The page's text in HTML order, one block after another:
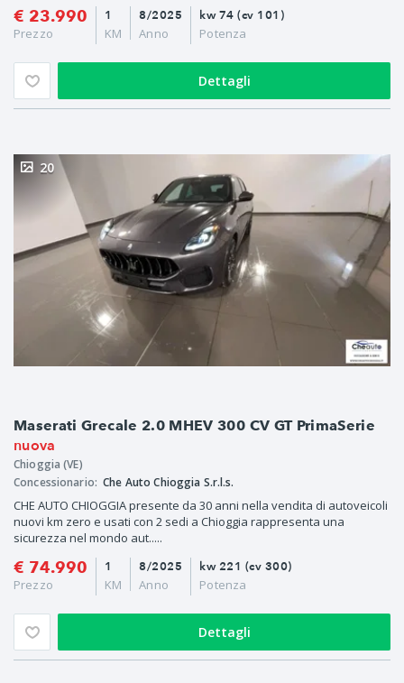
€ 23.990
Prezzo
8/2025
Anno
1
KM
kw 74 (cv 101)
Potenza
Dettagli
Maserati Grecale 2.0 MHEV 300 CV GT PrimaSerie
nuova
20
Chioggia (VE)
Concessionario: Che Auto Chioggia S.r.l.s.
CHE AUTO CHIOGGIA presente da 30 anni nella vendita di autoveicoli
nuovi km zero e usati con 2 sedi a Chioggia rappresenta una
sicurezza nel mondo aut.....
€ 74.990
Prezzo
8/2025
Anno
1
KM
kw 221 (cv 300)
Potenza
Dettagli